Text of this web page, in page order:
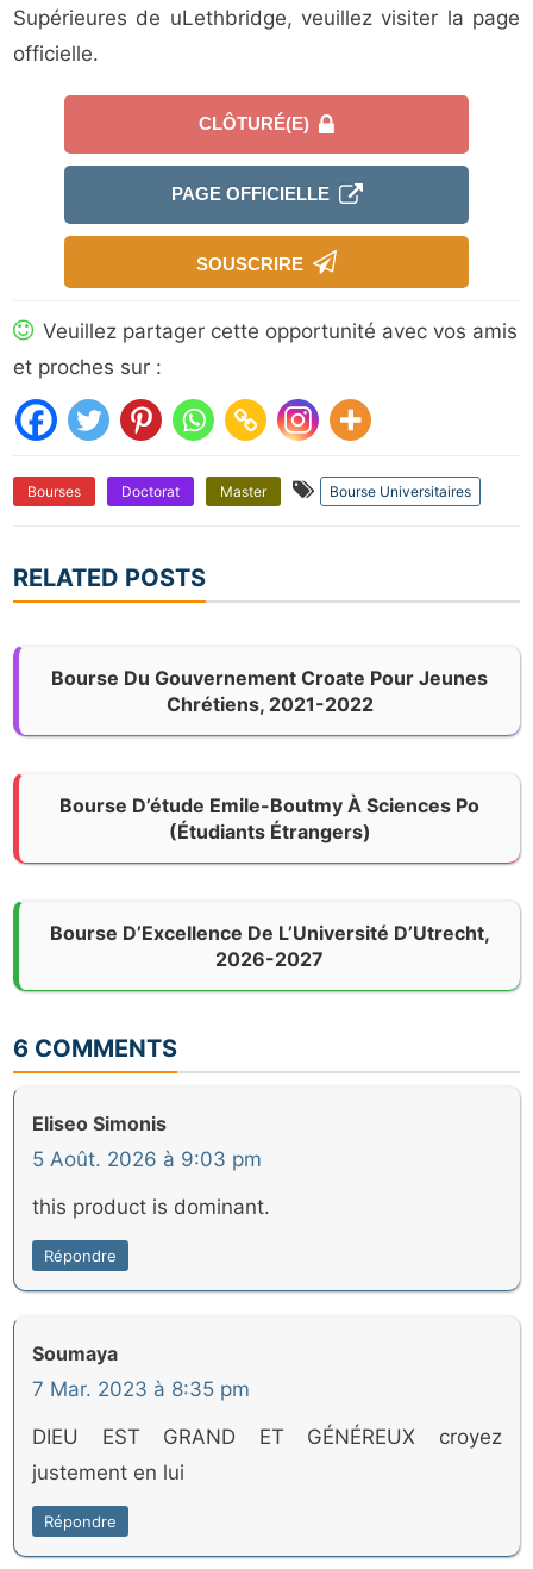
Supérieures de uLethbridge, veuillez visiter la page
officielle.
CLÔTURÉ(E)
PAGE OFFICIELLE
SOUSCRIRE
Veuillez partager cette opportunité avec vos amis
et proches sur :
Bourses Doctorat Master Bourse Universitaires
RELATED POSTS
Bourse Du Gouvernement Croate Pour Jeunes
Chrétiens, 2021-2022
Bourse D’étude Emile-Boutmy À Sciences Po
(étudiants Étrangers)
Bourse D’Excellence De L’Université D’Utrecht,
2026-2027
6 COMMENTS
Eliseo Simonis
5 Août. 2026 à 9:03 pm
this product is dominant.
Répondre
Soumaya
7 Mar. 2023 à 8:35 pm
DIEU EST GRAND ET GÉNÉREUX croyez
justement en lui
Répondre